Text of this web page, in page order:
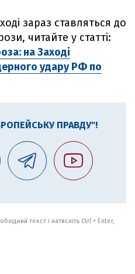
зараз ставляться до
читайте у статті:
на Заході
удару РФ по
ПРАВДУ"!
текст і натисніть Ctrl + Enter,